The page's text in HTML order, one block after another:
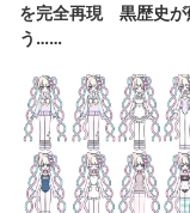
を完全再現 黒歴史が
う……